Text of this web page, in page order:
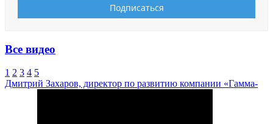
Все видео
1 2 3 4 5
Дмитрий Захаров, директор по развитию компании «Гамма-